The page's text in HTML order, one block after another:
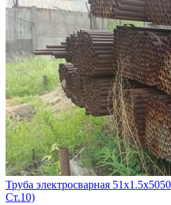
Труба электросварная
Ст.10)